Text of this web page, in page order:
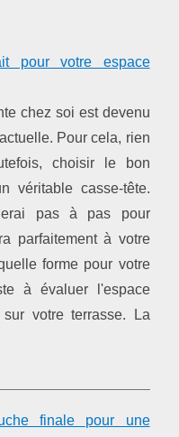
pour votre espace
chez soi est devenu
Pour cela, rien
choisir le bon
véritable casse-tête.
pas à pas pour
parfaitement à votre
forme pour votre
à évaluer l'espace
votre terrasse. La
finale pour une